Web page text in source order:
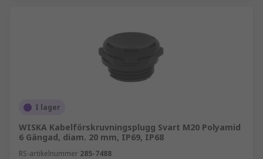
I lager
WISKA Kabelförskruvningsplugg Svart M20 Polyamid
6 Gängad, diam. 20 mm, IP69, IP68
RS-artikelnummer 285-7488